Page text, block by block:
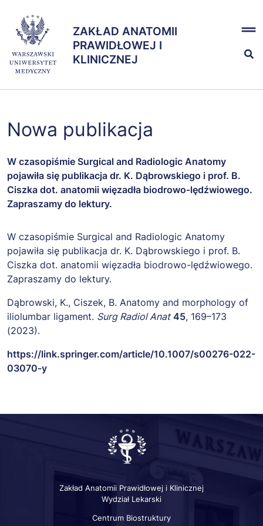
treści
ZAKŁAD ANATOMII
PRAWIDŁOWEJ I
KLINICZNEJ
x
ZAKŁAD ANATOMII
PRAWIDŁOWEJ I
KLINICZNEJ
Zespół
Nowa publikacja
W czasopiśmie Surgical and Radiologic Anatomy
pojawiła się publikacja dr. K. Dąbrowskiego i prof. B.
Ciszka dot. anatomii więzadła biodrowo-lędźwiowego.
Zapraszamy do lektury.
W czasopiśmie Surgical and Radiologic Anatomy
pojawiła się publikacja dr. K. Dąbrowskiego i prof. B.
Ciszka dot. anatomii więzadła biodrowo-lędźwiowego.
Zapraszamy do lektury.
Dąbrowski, K., Ciszek, B. Anatomy and morphology of
iliolumbar ligament. Surg Radiol Anat 45, 169–173
(2023).
https://link.springer.com/article/10.1007/s00276-022-
03070-y
Zakład Anatomii Prawidłowej i Klinicznej
Wydział Lekarski
Centrum Biostruktury